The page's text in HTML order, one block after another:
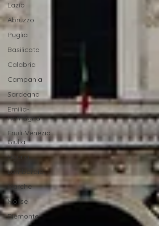
Lazio
Abruzzo
Puglia
Basilicata
Calabria
Campania
Sardegna
Emilia-
Romagna
Friuli-Venezia
Giulia
Liguria
Lombardia
Marche
Molise
Piemonte